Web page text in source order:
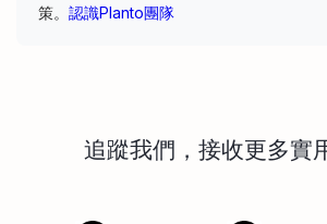
策。 認識Planto團隊
追蹤我們，接收更多實